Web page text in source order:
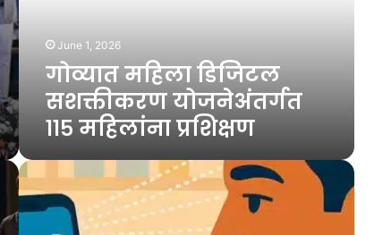
प्रशिक्षण
June 1, 2026
गोव्यात महिला डिजिटल
सशक्तीकरण योजनेअंतर्गत
११५ महिलांना प्रशिक्षण
‘bob
e
Pay’वर